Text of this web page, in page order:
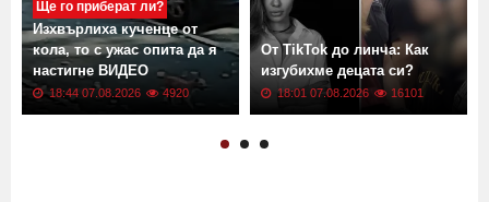
Ще го приберат ли?
Изхвърлиха кученце от
кола, то с ужас опита да я
настигне ВИДЕО
18:44 07.08.2026 4920
От TikTok до линча: Как
изгубихме децата си?
18:01 07.08.2026 16101